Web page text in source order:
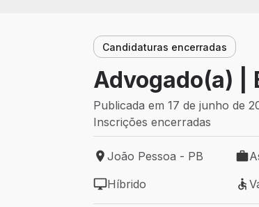
Candidaturas encerradas
Advogado(a) |
Publicada em 17 de junho de
Inscrições encerradas
Local de trabalho: João
João Pessoa - PB
Modelo de trabalho: Híbrido
Híbrido